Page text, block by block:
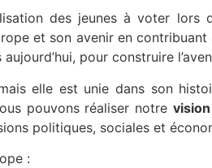
des jeunes à voter
et son avenir en
pour construire
elle est unie dans son
pouvons réaliser notre
politiques, sociales et
: